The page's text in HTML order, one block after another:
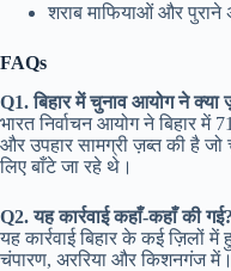
शराब माफियाओं और पुराने
FAQs
Q1. बिहार में चुनाव आयोग ने क्या
भारत निर्वाचन आयोग ने बिहार
और उपहार सामग्री ज़ब्त की है
लिए बाँटे जा रहे थे।
Q2. यह कार्रवाई कहाँ-कहाँ की गई?
यह कार्रवाई बिहार के कई ज़िलों
चंपारण, अररिया और किशनगंज में।